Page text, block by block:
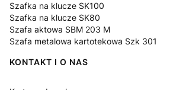
Szafka na klucze SK100
Szafka na klucze SK80
Szafa aktowa SBM 203 M
Szafa metalowa kartotekowa Szk 301
KONTAKT I O NAS